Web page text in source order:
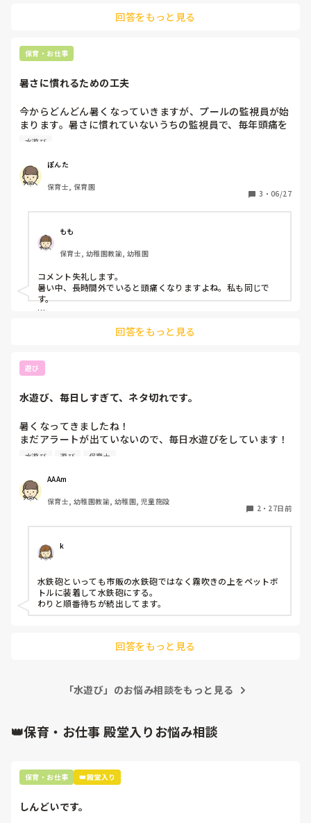
回答をもっと見る
保育・お仕事
暑さに慣れるための工夫
今からどんどん暑くなっていきますが、プールの監視員が始
まります。暑さに慣れていないうちの監視員で、毎年頭痛を
起こします。慣れてしまえば良いのですが、みなさんは、暑
水遊び
ぽんた
保育士, 保育園
3 ・ 06/27
もも
保育士, 幼稚園教諭, 幼稚園
コメント失礼します。
暑い中、長時間外でいると頭痛くなりますよね。私も同じで
す。
す。保冷剤が入る首のタオルをしています。本当は頭の上にも
大変ですよね、今年の夏ものりきりましょう！
回答をもっと見る
遊び
水遊び、毎日しすぎて、ネタ切れです。
暑くなってきましたね！
まだアラートが出ていないので、毎日水遊びをしています！
ほんとに毎日です！笑
室にあるお人形の服を洗ってあげる、氷も作ってタライに入
れる、毛糸を雨樋に流してそうめんごっこ、ペットボトル、
透明カップなど、色々と準備してあそんでいますが、そろそ
上記以外で、何かネタをお持ちの方、教えてください！よろ
しくお願いします！
水遊び 遊び 保育士
AAAm
保育士, 幼稚園教諭, 幼稚園, 児童施設
2・ 27日前
k
水鉄砲といっても市販の水鉄砲ではなく霧吹きの上をペットボ
トルに装着して水鉄砲にする。
わりと順番待ちが続出してます。
回答をもっと見る
「水遊び」のお悩み相談をもっと見る
👑保育・お仕事 殿堂入りお悩み相談
保育・お仕事 👑殿堂入り
しんどいです。